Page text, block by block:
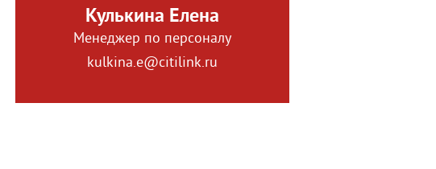
Кулькина Елена
Менеджер по персоналу
kulkina.e@citilink.ru